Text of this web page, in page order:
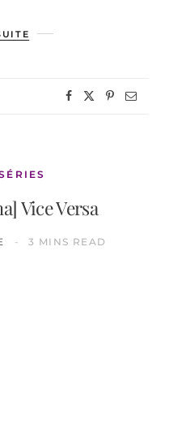
Vice Versa
3 MINS READ